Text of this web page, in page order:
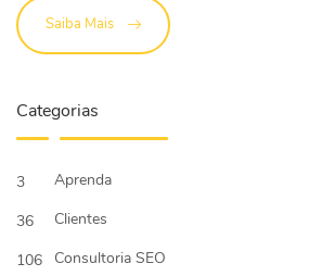
Saiba Mais
Categorias
3
Aprenda
36
Clientes
106
Consultoria SEO